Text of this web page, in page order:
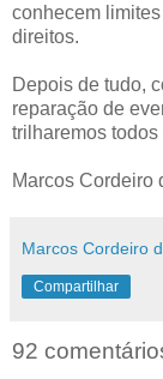
conhecem
direitos.
Depois de tudo,
reparação de
trilharemos
Marcos Cordeiro
Marcos Cordeiro
Compartilhar
92